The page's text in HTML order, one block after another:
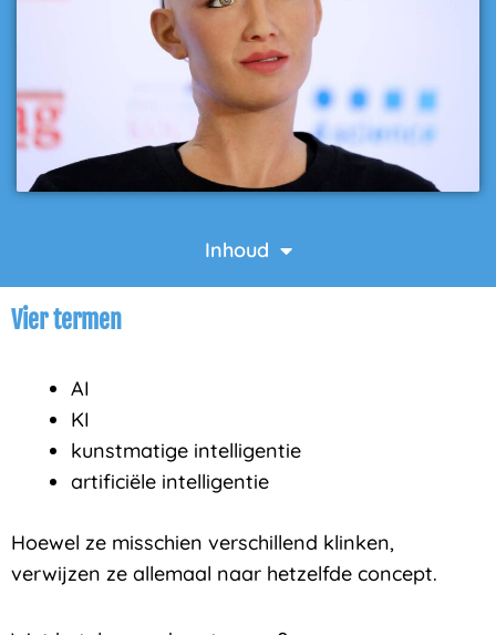
Inhoud
Vier termen
AI
KI
kunstmatige intelligentie
artificiële intelligentie
Hoewel ze misschien verschillend klinken,
verwijzen ze allemaal naar hetzelfde concept.